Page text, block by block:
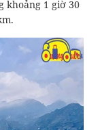
khoảng 1 giờ 30